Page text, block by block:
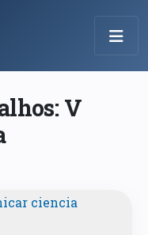
V